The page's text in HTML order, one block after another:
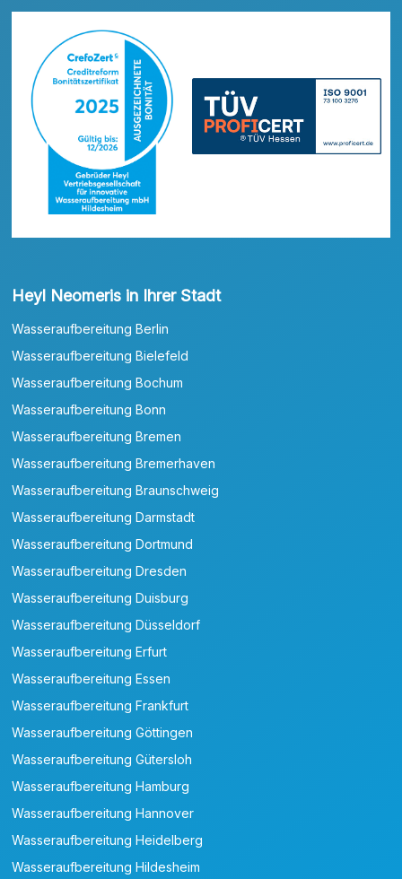
Heyl Neomeris in Ihrer Stadt
Wasseraufbereitung Berlin
Wasseraufbereitung Bielefeld
Wasseraufbereitung Bochum
Wasseraufbereitung Bonn
Wasseraufbereitung Bremen
Wasseraufbereitung Bremerhaven
Wasseraufbereitung Braunschweig
Wasseraufbereitung Darmstadt
Wasseraufbereitung Dortmund
Wasseraufbereitung Dresden
Wasseraufbereitung Duisburg
Wasseraufbereitung Düsseldorf
Wasseraufbereitung Erfurt
Wasseraufbereitung Essen
Wasseraufbereitung Frankfurt
Wasseraufbereitung Göttingen
Wasseraufbereitung Gütersloh
Wasseraufbereitung Hamburg
Wasseraufbereitung Hannover
Wasseraufbereitung Heidelberg
Wasseraufbereitung Hildesheim